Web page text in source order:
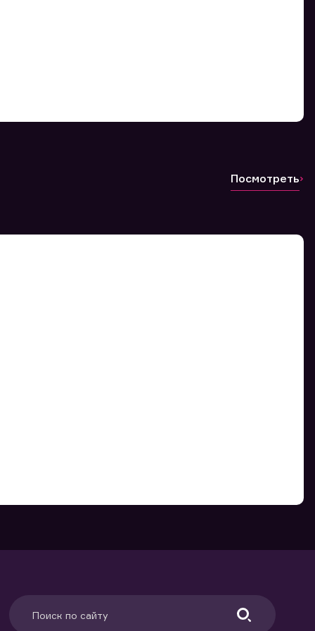
Посмотреть